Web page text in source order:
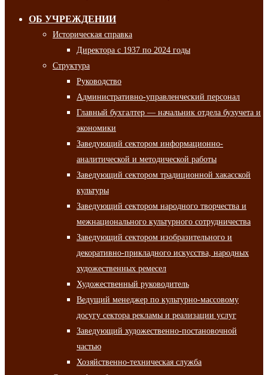
ОБ УЧРЕЖДЕНИИ
Историческая справка
Директора с 1937 по 2024 годы
Структура
Руководство
Административно-управленческий персонал
Главный бухгалтер — начальник отдела бухучета и
экономики
Заведующий сектором информационно-
аналитической и методической работы
Заведующий сектором традиционной хакасской
культуры
Заведующий сектором народного творчества и
межнационального культурного сотрудничества
Заведующий сектором изобразительного и
декоративно-прикладного искусства, народных
художественных ремесел
Художественный руководитель
Ведущий менеджер по культурно-массовому
досугу сектора рекламы и реализации услуг
Заведующий художественно-постановочной
частью
Хозяйственно-техническая служба